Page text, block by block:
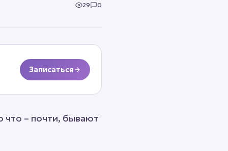
29 0
Записаться
что – почти, бывают